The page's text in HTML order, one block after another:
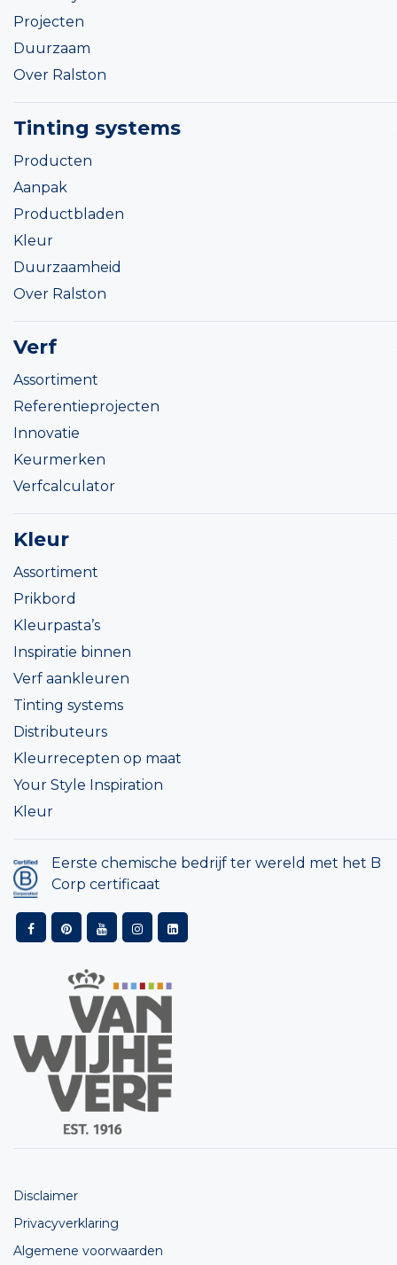
Projecten
Duurzaam
Over Ralston
Tinting systems
Producten
Aanpak
Productbladen
Kleur
Duurzaamheid
Over Ralston
Verf
Assortiment
Referentieprojecten
Innovatie
Keurmerken
Verfcalculator
Kleur
Assortiment
Prikbord
Kleurpasta’s
Inspiratie binnen
Verf aankleuren
Tinting systems
Distributeurs
Kleurrecepten op maat
Your Style Inspiration
Kleur
Eerste chemische bedrijf ter wereld met het B
Corp certificaat
Disclaimer
Privacyverklaring
Algemene voorwaarden